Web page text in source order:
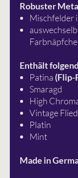
Robuster
Mischfelder
Enthält
Patina (Flip-
Smaragd
High
Vintage
Platin
Mint
Made in